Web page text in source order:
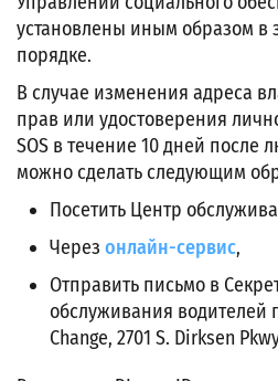
установлены иным образом в
порядке.
В случае изменения адреса
прав или удостоверения
SOS в течение 10 дней после
можно сделать следующим
Посетить Центр
Через онлайн-сервис,
Отправить письмо в
обслуживания водителей
Change, 2701 S. Dirksen